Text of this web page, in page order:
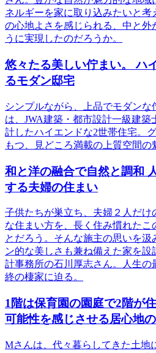
ネルギーを家に取り込みたいと
の心地よさを感じられる、中と外
うに実現したのだろうか。
悠々たる美しい佇まい。 ハ
るモダン邸宅
シンプルながら、上品でモダン
は、JWA建築・都市設計一級建
計したハイエンドな2世帯住宅。
もつ、見どころ満載の上質空間の
和と洋の融合で自然と調和
する夫婦の住まい
子供たちが巣立ち、夫婦２人だけ
な住まい方を、長く住み慣れたこ
とだろう。そんな施主の思いを汲
ン的な美しさも兼ね備えた家を
計事務所の石川厚志さん。人生
終の棲家に迫る。
1階は保育園の園庭で2階が
可能性を感じさせる居心地
Mさんは、代々暮らしてきた土地